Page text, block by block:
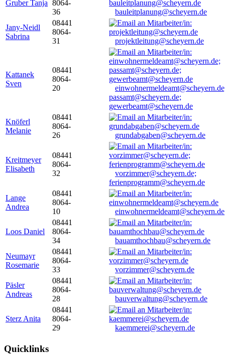
Gruber Tanja 8064-
36
bauleitplanung@scheyern.de
Jany-Neidl
Sabrina
08441
8064-
31
projektleitung@scheyern.de
Kattanek
Sven
08441
8064-
20
passamt@scheyern.de;
gewerbeamt@scheyern.de
Knöferl
Melanie
08441
8064-
26
grundabgaben@scheyern.de
Kreitmeyer
Elisabeth
08441
8064-
32
vorzimmer@scheyern.de;
ferienprogramm@scheyern.de
Lange
Andrea
08441
8064-
10
einwohnermeldeamt@scheyern.de
Loos Daniel
08441
8064-
34
bauamthochbau@scheyern.de
Neumayr
Rosemarie
08441
8064-
33
vorzimmer@scheyern.de
Päsler
Andreas
08441
8064-
28
bauverwaltung@scheyern.de
Sterz Anita
08441
8064-
29
kaemmerei@scheyern.de
Quicklinks